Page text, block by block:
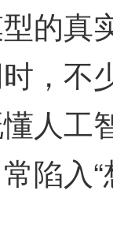
的真
，不
人工
陷入